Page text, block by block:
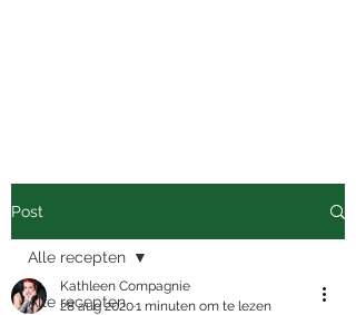
Post
Alle recepten
Alle recepten
Kathleen Compagnie
28 aug 20201 minuten om te lezen